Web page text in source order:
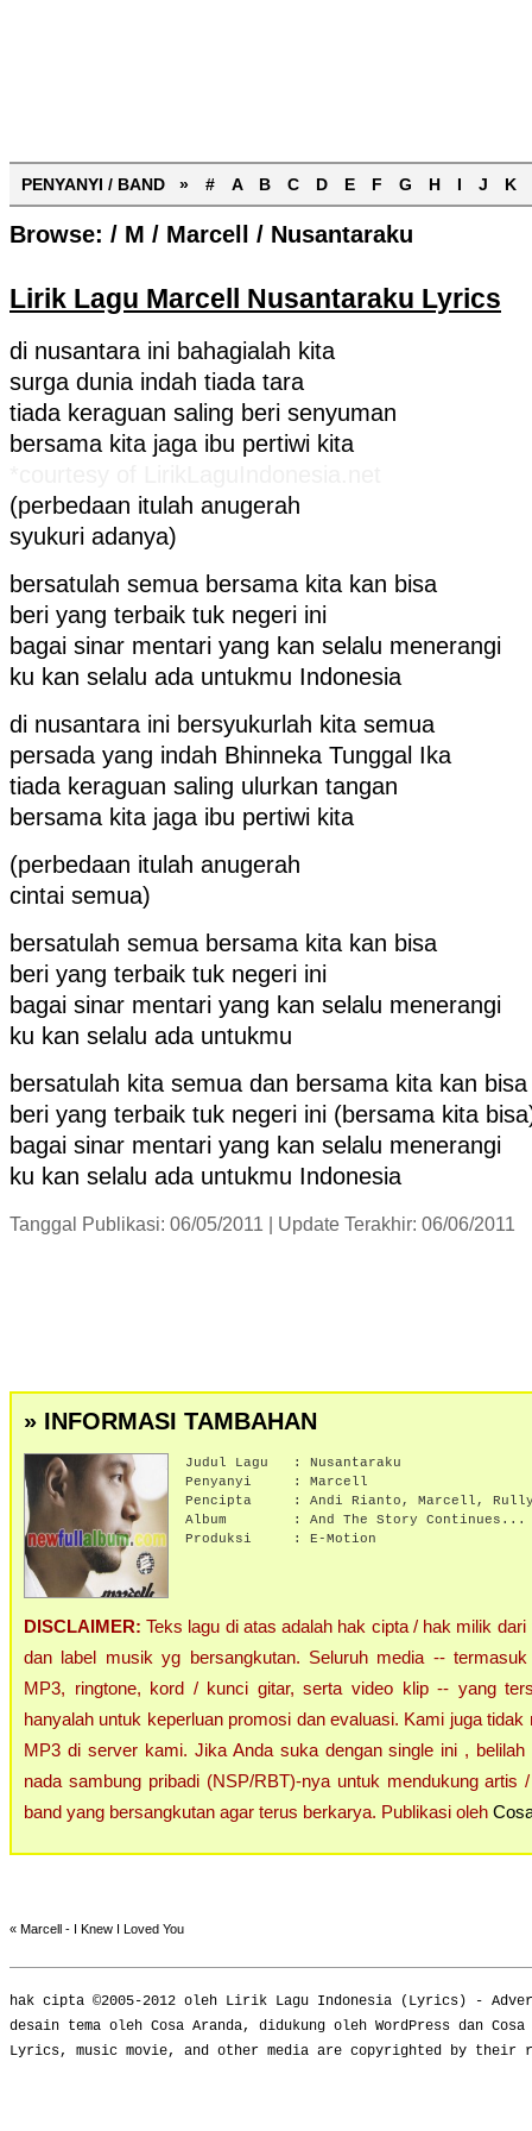
PENYANYI / BAND » # A B C D E F G H I J K
Browse: / M / Marcell / Nusantaraku
Lirik Lagu Marcell Nusantaraku Lyrics
di nusantara ini bahagialah kita
surga dunia indah tiada tara
tiada keraguan saling beri senyuman
bersama kita jaga ibu pertiwi kita
(perbedaan itulah anugerah
syukuri adanya)
bersatulah semua bersama kita kan bisa
beri yang terbaik tuk negeri ini
bagai sinar mentari yang kan selalu menerangi
ku kan selalu ada untukmu Indonesia
di nusantara ini bersyukurlah kita semua
persada yang indah Bhinneka Tunggal Ika
tiada keraguan saling ulurkan tangan
bersama kita jaga ibu pertiwi kita
(perbedaan itulah anugerah
cintai semua)
bersatulah semua bersama kita kan bisa
beri yang terbaik tuk negeri ini
bagai sinar mentari yang kan selalu menerangi
ku kan selalu ada untukmu
bersatulah kita semua dan bersama kita kan bisa
beri yang terbaik tuk negeri ini (bersama kita
bagai sinar mentari yang kan selalu menerangi
ku kan selalu ada untukmu Indonesia
Tanggal Publikasi: 06/05/2011 | Update Terakhir: 06/06/2011
» INFORMASI TAMBAHAN
Judul Lagu : Nusantaraku
Penyanyi : Marcell
Pencipta : Andi Rianto, Marcell, Rully
Album : And The Story Continues...
Produksi : E-Motion
DISCLAIMER: Teks lagu di atas adalah hak cipta / hak milik dari
dan label musik yg bersangkutan. Seluruh media -- termasuk
MP3, ringtone, kord / kunci gitar, serta video klip -- yang
hanyalah untuk keperluan promosi dan evaluasi. Kami juga tidak
MP3 di server kami. Jika Anda suka dengan single ini ,
nada sambung pribadi (NSP/RBT)-nya untuk mendukung artis
band yang bersangkutan agar terus berkarya. Publikasi oleh
« Marcell - I Knew I Loved You
hak cipta ©2005-2012 oleh Lirik Lagu Indonesia ( Lyrics ) -
desain tema oleh Cosa Aranda, didukung oleh WordPress dan Cosa
Lyrics, music movie, and other media are copyrighted by their